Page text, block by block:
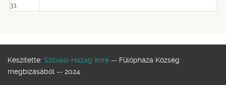
31
Készítette: Szilvási-Hazag Imre -- Fülöpháza Község
megbízásából -- 2024.